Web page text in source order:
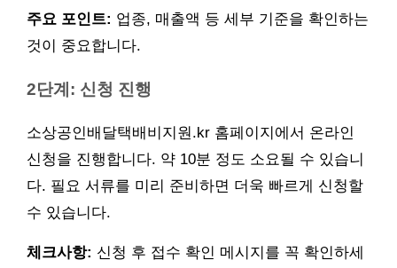
주요 포인트: 업종, 매출액 등 세부 기준을 확인하는
것이 중요합니다.
2단계: 신청 진행
소상공인배달택배비지원.kr 홈페이지에서 온라인
신청을 진행합니다. 약 10분 정도 소요될 수 있습니
다. 필요 서류를 미리 준비하면 더욱 빠르게 신청할
수 있습니다.
체크사항: 신청 후 접수 확인 메시지를 꼭 확인하세